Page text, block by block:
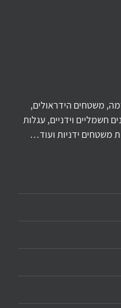
משטחים הידראולים,
חשמליים וידניים, עגלות
משטחים ידניות ועוד…